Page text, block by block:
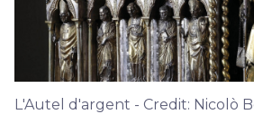
L'Autel d'argent - Credit: Nicolò